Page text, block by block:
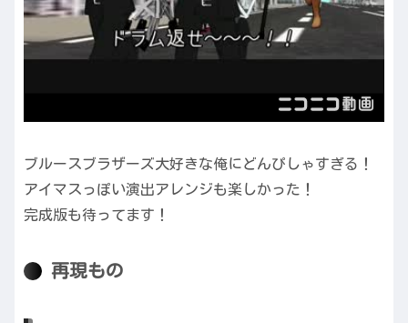
ブルースブラザーズ大好きな俺にどんぴしゃすぎる！
アイマスっぽい演出アレンジも楽しかった！
完成版も待ってます！
再現もの